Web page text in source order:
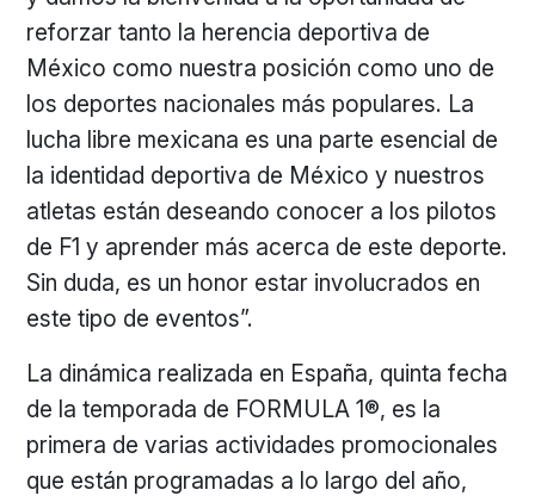
reforzar tanto la herencia deportiva de
México como nuestra posición como uno de
los deportes nacionales más populares. La
lucha libre mexicana es una parte esencial de
la identidad deportiva de México y nuestros
atletas están deseando conocer a los pilotos
de F1 y aprender más acerca de este deporte.
Sin duda, es un honor estar involucrados en
este tipo de eventos”.
La dinámica realizada en España, quinta fecha
de la temporada de FORMULA 1®, es la
primera de varias actividades promocionales
que están programadas a lo largo del año,